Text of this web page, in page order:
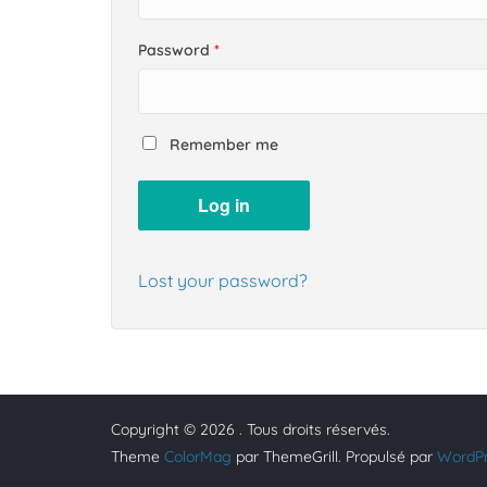
Password *
Remember me
Log in
Lost your password?
Copyright © 2026 . Tous droits réservés.
Theme ColorMag par ThemeGrill. Propulsé par